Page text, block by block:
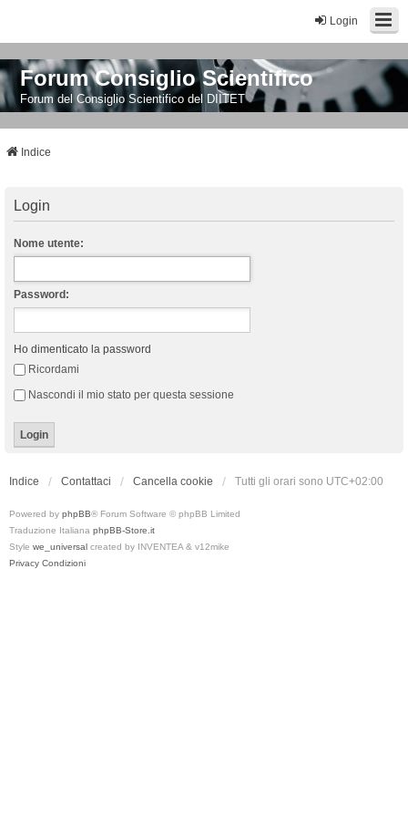
Login
Forum Consiglio Scientifico
Forum del Consiglio Scientifico del DIITET
Indice
Login
Nome utente:
Password:
Ho dimenticato la password
Ricordami
Nascondi il mio stato per questa sessione
Indice Contattaci Cancella cookie Tutti gli orari sono UTC+02:00
Powered by phpBB® Forum Software © phpBB Limited
Traduzione Italiana phpBB-Store.it
Style we_universal created by INVENTEA & v12mike
Privacy Condizioni